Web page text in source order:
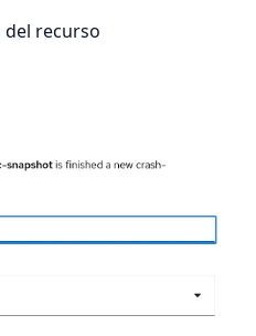
recurso